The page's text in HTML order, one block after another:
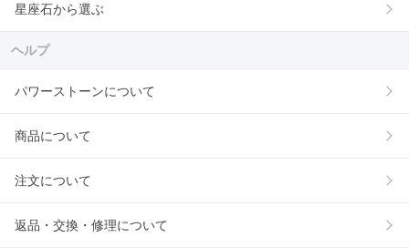
星座石から選ぶ
ヘルプ
パワーストーンについて
商品について
注文について
返品・交換・修理について